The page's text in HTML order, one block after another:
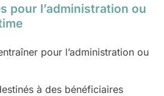
pour l’administration ou
pour l’administration ou
à des bénéficiaires